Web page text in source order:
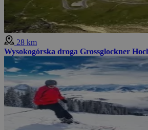
28 km
Wysokogórska droga Grossglockner